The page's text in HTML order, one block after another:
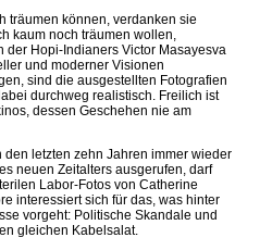
träumen können, verdanken sie
kaum noch träumen wollen,
der Hopi-Indianers Victor Masayesva
und moderner Visionen
sind die ausgestellten Fotografien
durchweg realistisch. Freilich ist
dessen Geschehen nie am
den letzten zehn Jahren immer wieder
neuen Zeitalters ausgerufen, darf
Labor-Fotos von Catherine
interessiert sich für das, was hinter
vorgeht: Politische Skandale und
gleichen Kabelsalat.